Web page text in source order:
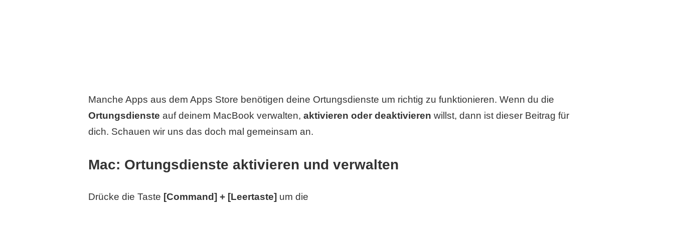
Manche Apps aus dem Apps Store benötigen deine Ortungsdienste um richtig zu funktionieren. Wenn du die
Ortungsdienste auf deinem MacBook verwalten, aktivieren oder deaktivieren willst, dann ist dieser Beitrag für
dich. Schauen wir uns das doch mal gemeinsam an.
Mac: Ortungsdienste aktivieren und verwalten
Drücke die Taste [Command] + [Leertaste] um die